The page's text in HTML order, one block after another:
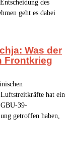
des
geht es dabei
Was der
Frontkrieg
hat ein
39-
getroffen haben,